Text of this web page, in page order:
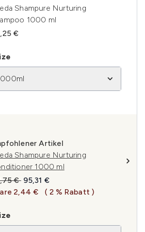
Shampure Nurturing
1000 ml
€
Artikel
Shampure Nurturing
1000 ml
Preisempfehlung:
€ Aktueller Preis:
95,31 €
2,44 €
( 2 % Rabatt )